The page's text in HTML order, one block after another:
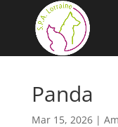
Panda
Mar 15, 2026|